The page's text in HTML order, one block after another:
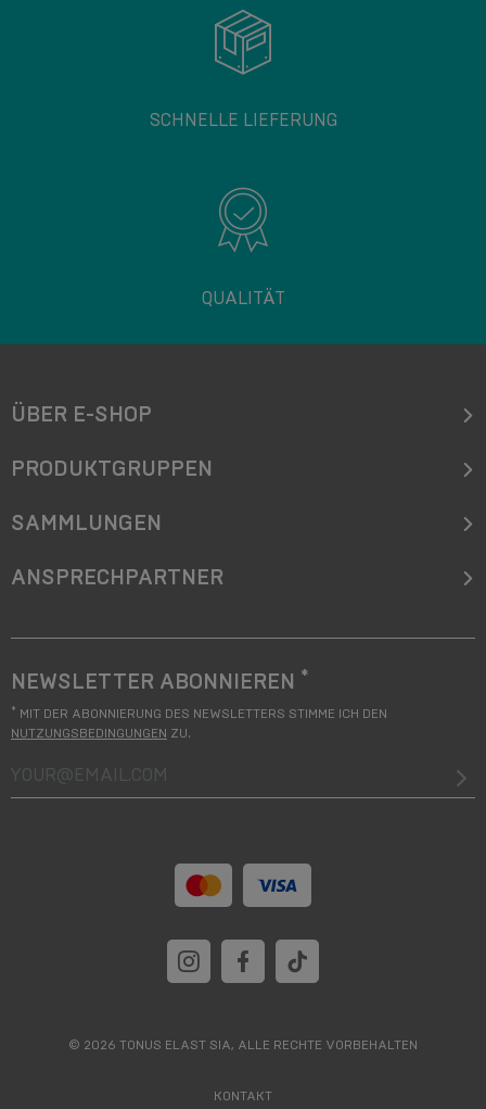
SCHNELLE LIEFERUNG
QUALITÄT
ÜBER E-SHOP
PRODUKTGRUPPEN
SAMMLUNGEN
ANSPRECHPARTNER
NEWSLETTER ABONNIEREN *
* MIT DER ABONNIERUNG DES NEWSLETTERS STIMME ICH DEN
NUTZUNGSBEDINGUNGEN ZU.
your@email.com
© 2026 TONUS ELAST SIA, ALLE RECHTE VORBEHALTEN
KONTAKT